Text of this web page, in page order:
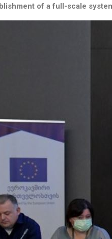
of a full-scale